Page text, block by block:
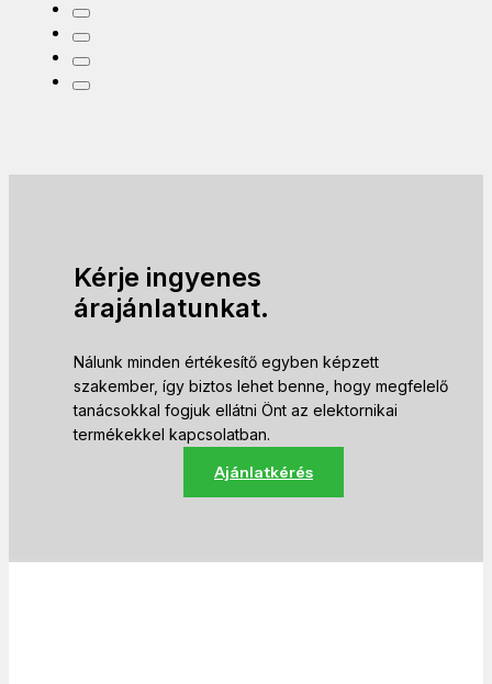
Kérje ingyenes
árajánlatunkat.
Nálunk minden értékesítő egyben képzett
szakember, így biztos lehet benne, hogy megfelelő
tanácsokkal fogjuk ellátni Önt az elektornikai
termékekkel kapcsolatban.
Ajánlatkérés